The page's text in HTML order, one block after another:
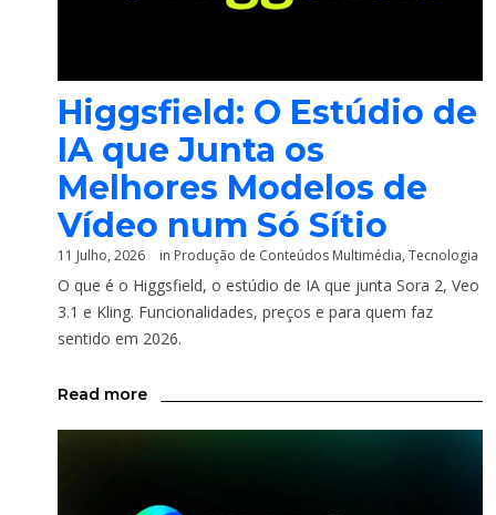
Higgsfield: O Estúdio de
IA que Junta os
Melhores Modelos de
Vídeo num Só Sítio
11 Julho, 2026 in Produção de Conteúdos Multimédia, Tecnologia
O que é o Higgsfield, o estúdio de IA que junta Sora 2, Veo
3.1 e Kling. Funcionalidades, preços e para quem faz
sentido em 2026.
Read more